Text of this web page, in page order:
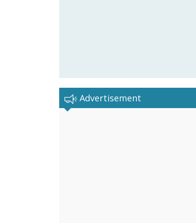
Advertisement